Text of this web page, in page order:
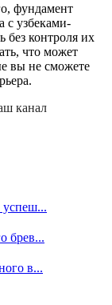
фундамент
с узбеками-
без контроля их
что может
вы не сможете
канал
успеш...
брев...
в...